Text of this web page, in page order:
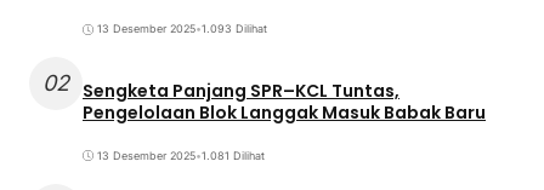
13 Desember 2025•1.093 Dilihat
02 Sengketa Panjang SPR–KCL Tuntas,
Pengelolaan Blok Langgak Masuk Babak Baru
13 Desember 2025•1.081 Dilihat